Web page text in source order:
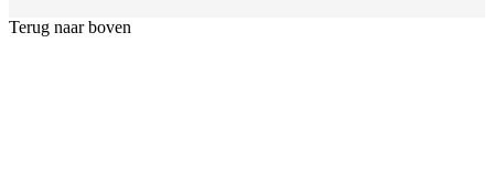
Terug naar boven